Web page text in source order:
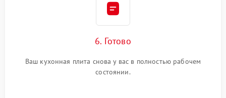
6. Готово
Ваш кухонная плита снова у вас в полностью рабочем
состоянии.